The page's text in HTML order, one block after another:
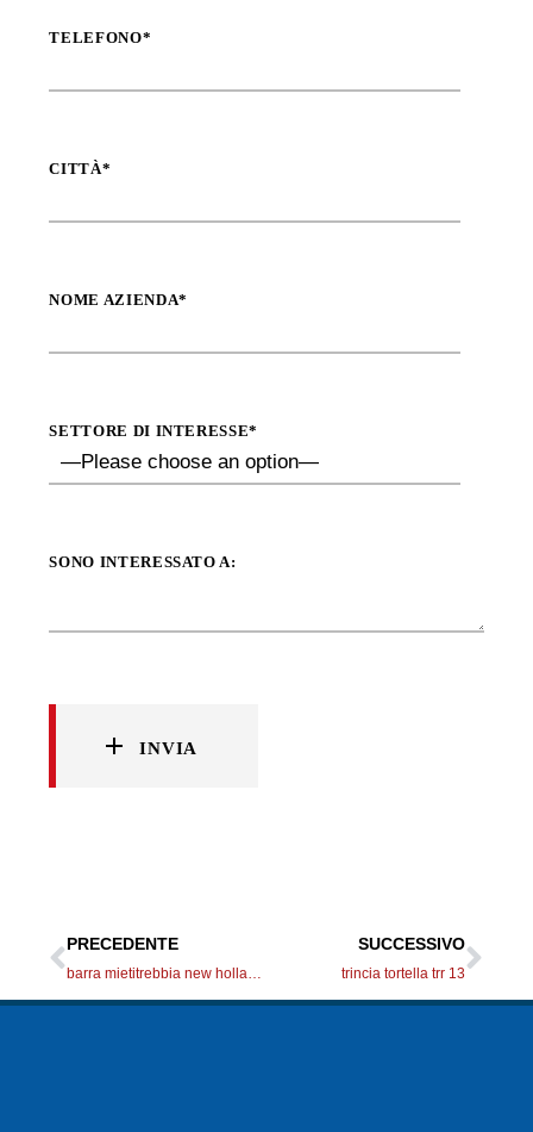
TELEFONO*
CITTÀ*
NOME AZIENDA*
SETTORE DI INTERESSE*
SONO INTERESSATO A:
INVIA
PRECEDENTE
barra mietitrebbia new holland tc 3,60m
SUCCESSIVO
trincia tortella trr 13